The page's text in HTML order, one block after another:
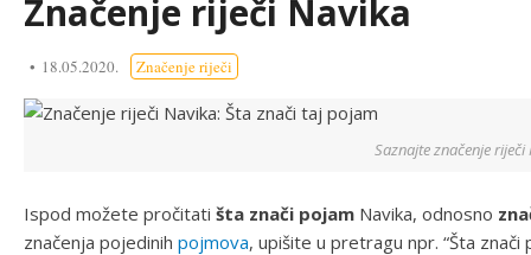
Značenje riječi Navika
18.05.2020. Značenje riječi
Saznajte značenje riječi
Ispod možete pročitati šta znači pojam Navika, odnosno
značenja pojedinih pojmova, upišite u pretragu npr. “Šta